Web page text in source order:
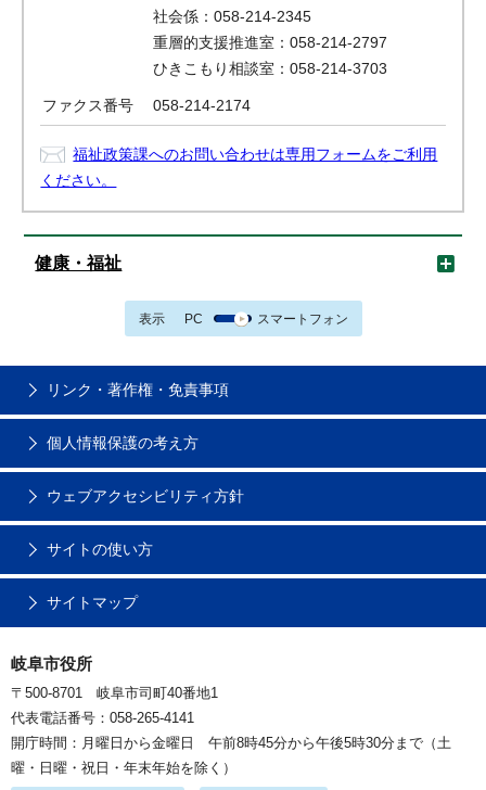
社会係：058-214-2345
重層的支援推進室：058-214-2797
ひきこもり相談室：058-214-3703
ファクス番号 058-214-2174
福祉政策課へのお問い合わせは専用フォームをご利用
ください。
健康・福祉
表示 PC スマートフォン
リンク・著作権・免責事項
個人情報保護の考え方
ウェブアクセシビリティ方針
サイトの使い方
サイトマップ
岐阜市役所
〒500-8701 岐阜市司町40番地1
代表電話番号：058-265-4141
開庁時間：月曜日から金曜日 午前8時45分から午後5時30分まで（土
曜・日曜・祝日・年末年始を除く）